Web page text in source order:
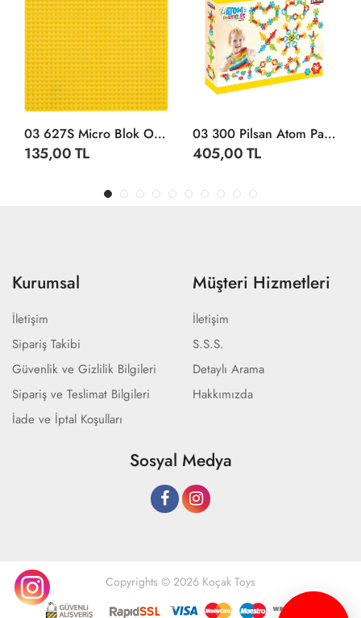
03 627S Micro Blok Oyun Tablası Sarı -Pilsan Oyuncak
135,00 TL
03 300 Pilsan Atom Parçaları 96 Parça
405,00 TL
Kurumsal
İletişim
Sipariş Takibi
Güvenlik ve Gizlilik Bilgileri
Sipariş ve Teslimat Bilgileri
İade ve İptal Koşulları
Müşteri Hizmetleri
İletişim
S.S.S.
Detaylı Arama
Hakkımızda
Sosyal Medya
Copyrights © 2026 Koçak Toys